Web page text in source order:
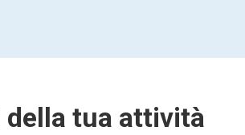
della tua attività